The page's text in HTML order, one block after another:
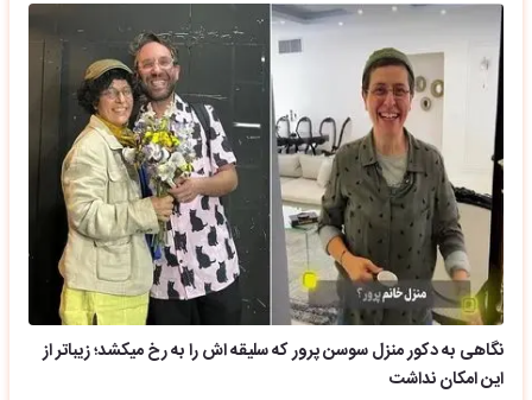
نگاهی به دکور منزل سوسن پرور که سلیقه اش را به رخ میکشد؛ زیباتر از
این امکان نداشت